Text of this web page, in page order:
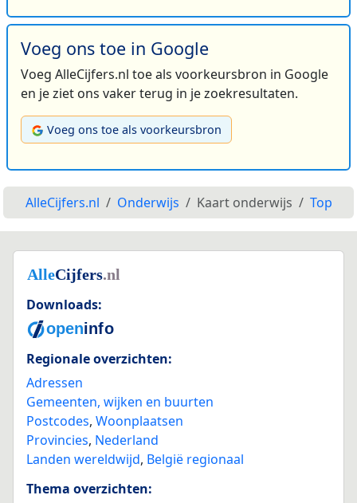
Voeg ons toe in Google
Voeg AlleCijfers.nl toe als voorkeursbron in Google
en je ziet ons vaker terug in je zoekresultaten.
Voeg ons toe als voorkeursbron
AlleCijfers.nl Onderwijs Kaart onderwijs Top
Downloads:
Regionale overzichten:
Adressen
Gemeenten, wijken en buurten
Postcodes, Woonplaatsen
Provincies, Nederland
Landen wereldwijd, België regionaal
Thema overzichten: